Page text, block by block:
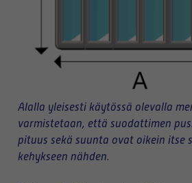
Alalla yleisesti käytössä olevalla
varmistetaan, että suodattimen
pituus sekä suunta ovat oikein itse
kehykseen nähden.